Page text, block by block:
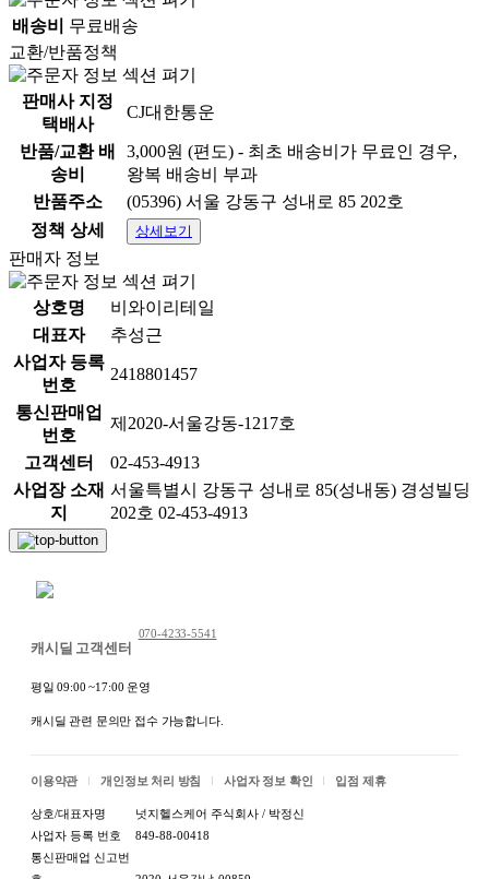
배송비
무료배송
교환/반품정책
판매사 지정
택배사
CJ대한통운
반품/교환 배
송비
3,000원 (편도) - 최초 배송비가 무료인 경우,
왕복 배송비 부과
반품주소
(05396) 서울 강동구 성내로 85 202호
정책 상세
상세보기
판매자 정보
상호명
비와이리테일
대표자
추성근
사업자 등록
번호
2418801457
통신판매업
번호
제2020-서울강동-1217호
고객센터
02-453-4913
사업장 소재
지
서울특별시 강동구 성내로 85(성내동) 경성빌딩
202호 02-453-4913
캐시딜 고객센터
070-4233-5541
평일 09:00 ~17:00 운영
캐시딜 관련 문의만 접수 가능합니다.
이용약관 개인정보 처리 방침 사업자 정보 확인 입점 제휴
상호/대표자명
넛지헬스케어 주식회사 / 박정신
사업자 등록 번호
849-88-00418
통신판매업 신고번